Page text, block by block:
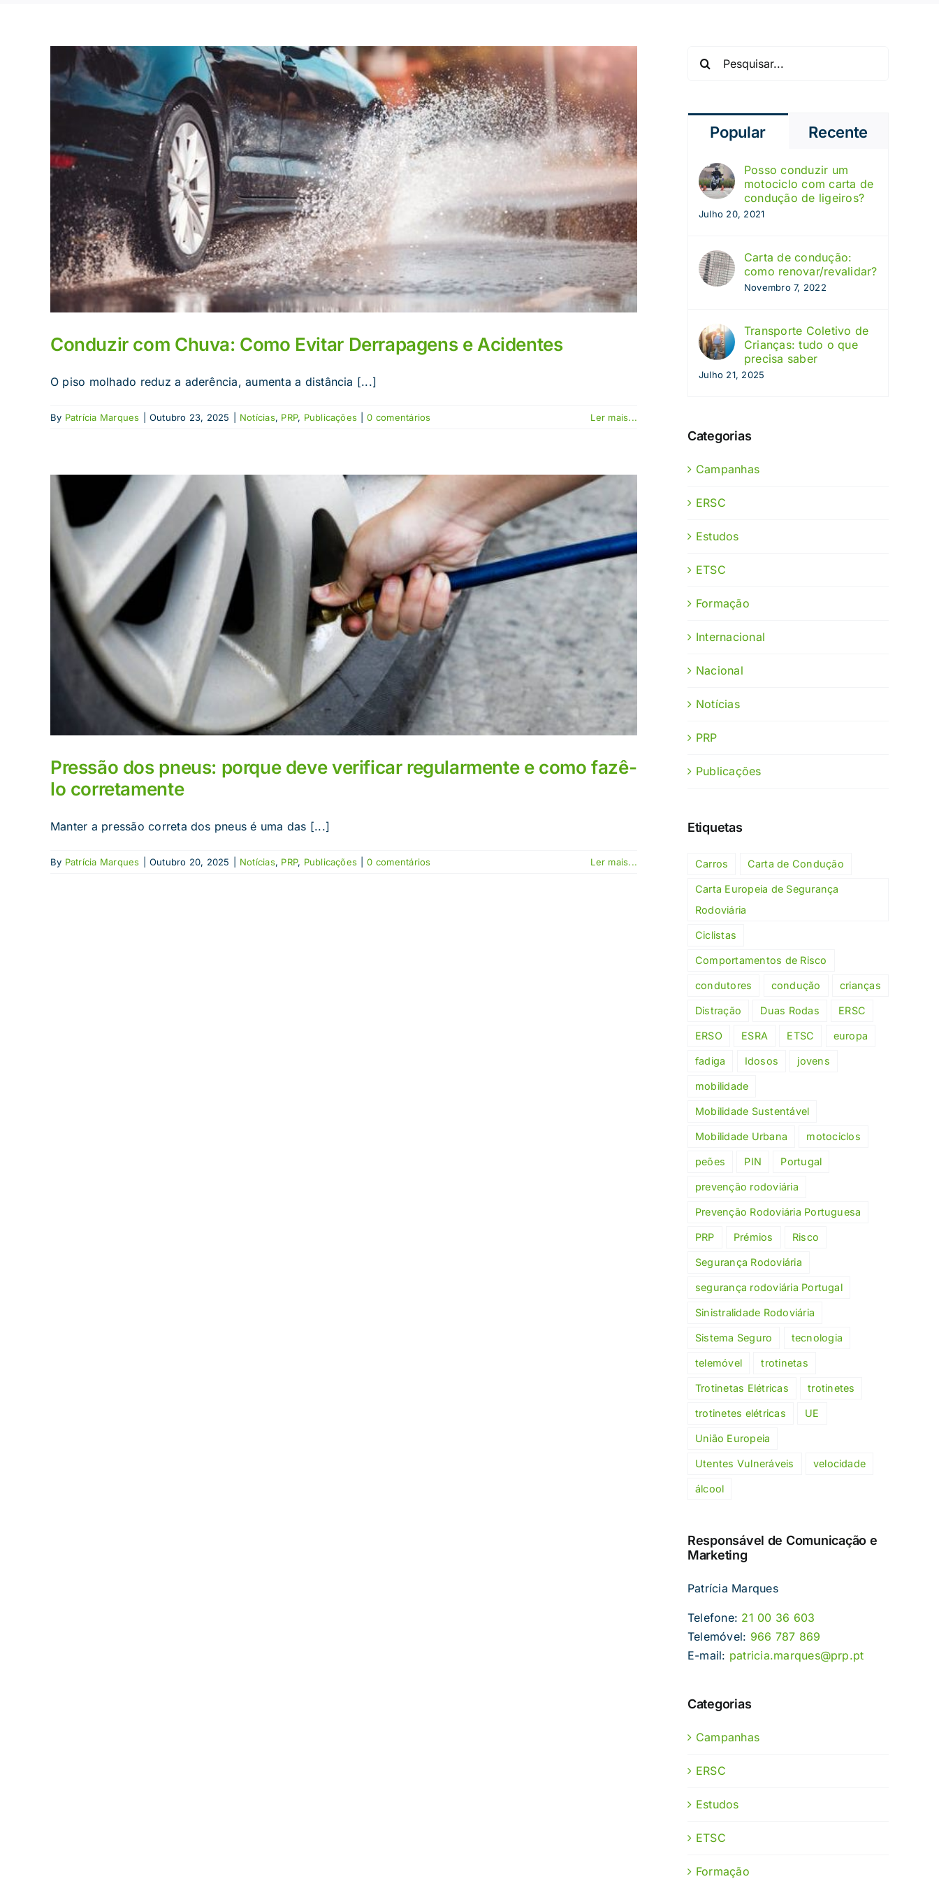
Conduzir com Chuva: Como Evitar Derrapagens e Acidentes
O piso molhado reduz a aderência, aumenta a distância [...]
By Patrícia Marques Outubro 23, 2025 Notícias, PRP, Publicações 0 comentários Ler mais...
Pressão dos pneus: porque deve verificar regularmente e como fazê-
lo corretamente
Manter a pressão correta dos pneus é uma das [...]
By Patrícia Marques Outubro 20, 2025 Notícias, PRP, Publicações 0 comentários Ler mais...
Popular Recente
Posso conduzir um
motociclo com carta de
condução de ligeiros?
Julho 20, 2021
Carta de condução:
como renovar/revalidar?
Novembro 7, 2022
Transporte Coletivo de
Crianças: tudo o que
precisa saber
Julho 21, 2025
Categorias
Campanhas
ERSC
Estudos
ETSC
Formação
Internacional
Nacional
Notícias
PRP
Publicações
Etiquetas
Carros Carta de Condução
Carta Europeia de Segurança
Rodoviária
Ciclistas
Comportamentos de Risco
condutores condução crianças
Distração Duas Rodas ERSC
ERSO ESRA ETSC europa
fadiga Idosos jovens
mobilidade
Mobilidade Sustentável
Mobilidade Urbana motociclos
peões PIN Portugal
prevenção rodoviária
Prevenção Rodoviária Portuguesa
PRP Prémios Risco
Segurança Rodoviária
segurança rodoviária Portugal
Sinistralidade Rodoviária
Sistema Seguro tecnologia
telemóvel trotinetas
Trotinetas Elétricas trotinetes
trotinetes elétricas UE
União Europeia
Utentes Vulneráveis velocidade
álcool
Responsável de Comunicação e
Marketing
Patrícia Marques
Telefone: 21 00 36 603
Telemóvel: 966 787 869
E-mail: patricia.marques@prp.pt
Categorias
Campanhas
ERSC
Estudos
ETSC
Formação